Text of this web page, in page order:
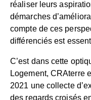
réaliser leurs
démarches
compte de ces
différenciés est
C’est dans cette
Logement, CRAterre
2021 une collecte
des regards croisés